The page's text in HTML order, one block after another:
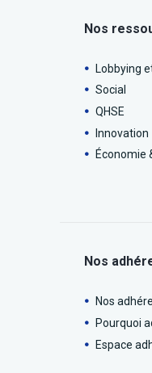
Nos
Lobbying
Social
QHSE
Innovation
Économie
Nos
Nos
Pourquoi
Espace